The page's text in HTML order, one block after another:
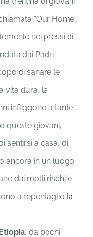
“Our Home”,
nei pressi di
dai Padri
di sanare le
vita dura, la
infliggono a tante
queste giovani,
sentirsi a casa, di
ancora in un luogo
dai molti rischi e
a repentaglio la
, da pochi